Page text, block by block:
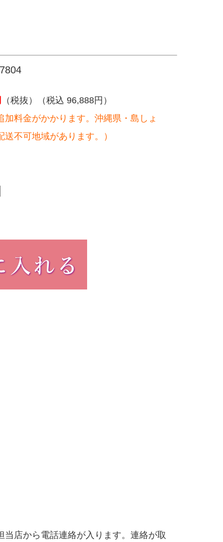
（税抜）（税込 96,888円）
料金がかかります。沖縄県・島しょ
不可地域があります。）
店から電話連絡が入ります。連絡が取